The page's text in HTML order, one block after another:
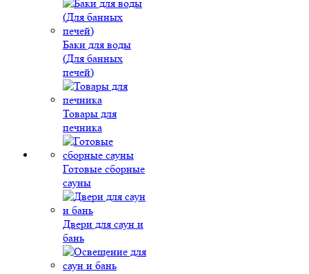
Баки для воды
(Для банных
печей)
Товары для
печника
Готовые сборные
сауны
Двери для саун и
бань